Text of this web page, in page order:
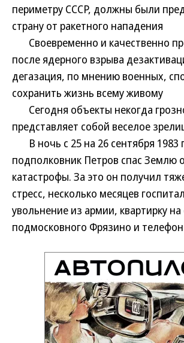
периметру СССР, должны были
страну от ракетного нападения
Своевременно и качественно
после ядерного взрыва
дегазация, по мнению военных,
сохранить жизнь всему живому
Сегодня объекты некогда
представляет собой веселое
В ночь с 25 на 26 сентября 1983
подполковник Петров спас Землю
катастрофы. За это он получил
стресс, несколько месяцев
увольнение из армии, квартирку
подмосковного Фрязино и